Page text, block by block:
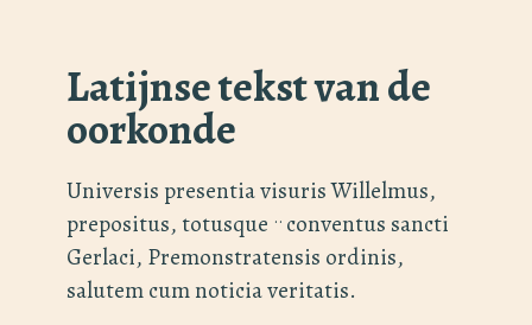
Latijnse tekst van de
oorkonde
Universis presentia visuris Willelmus,
prepositus, totusque .. conventus sancti
Gerlaci, Premonstratensis ordinis,
salutem cum noticia veritatis.